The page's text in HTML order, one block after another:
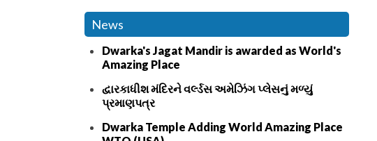
News
Dwarka's Jagat Mandir is awarded as World's
Amazing Place
દ્વારકાધીશ મંદિરને વર્લ્ડસ અમેઝિંગ પ્લેસનું મળ્યું
પ્રમાણપત્ર
Dwarka Temple Adding World Amazing Place